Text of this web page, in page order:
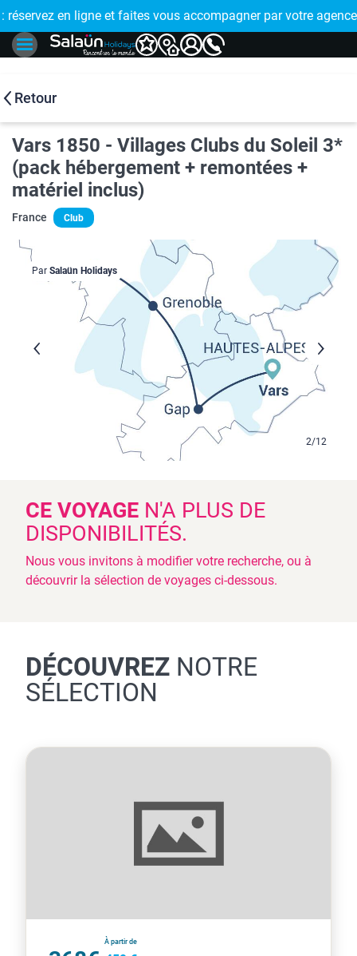
!
: réservez en ligne et faites vous accompagner par votre
🤩
Retour
Vars 1850 - Villages Clubs du Soleil 3*
(pack hébergement + remontées +
matériel inclus)
France Club
2/12
Par Salaün Holidays
CE VOYAGE N'A PLUS DE
DISPONIBILITÉS.
Nous vous invitons à modifier votre recherche, ou à
découvrir la sélection de voyages ci-dessous.
DÉCOUVREZ NOTRE
SÉLECTION
À partir de